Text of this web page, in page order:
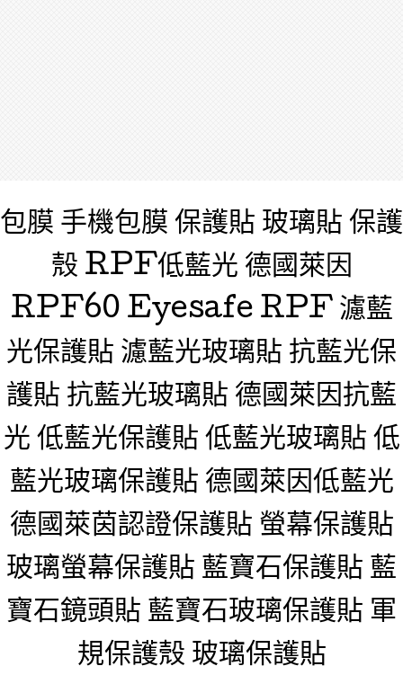
包膜 手機包膜 保護貼 玻璃貼 保護
殼 RPF低藍光 德國萊因
RPF60 Eyesafe RPF 濾藍
光保護貼 濾藍光玻璃貼 抗藍光保
護貼 抗藍光玻璃貼 德國萊因抗藍
光 低藍光保護貼 低藍光玻璃貼 低
藍光玻璃保護貼 德國萊因低藍光
德國萊茵認證保護貼 螢幕保護貼
玻璃螢幕保護貼 藍寶石保護貼 藍
寶石鏡頭貼 藍寶石玻璃保護貼 軍
規保護殼 玻璃保護貼